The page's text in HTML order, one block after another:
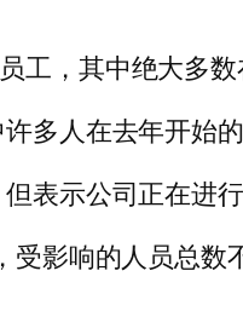
工，其中绝大多数
多人在去年开始
表示公司正在进行
影响的人员总